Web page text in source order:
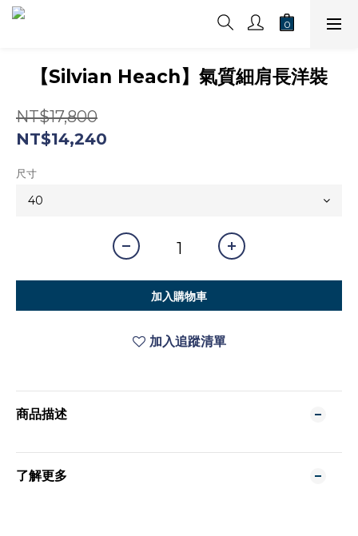
【Silvian Heach】氣質細肩長洋裝
NT$17,800
NT$14,240
尺寸
加入購物車
加入追蹤清單
商品描述
了解更多